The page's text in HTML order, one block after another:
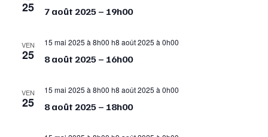
25 7 août 2025 – 19h00
VEN
25 8 août 2025 – 16h00
15 mai 2025 à 8h00 h8 août 2025 à 0h00
VEN
25 8 août 2025 – 18h00
15 mai 2025 à 8h00 h8 août 2025 à 0h00